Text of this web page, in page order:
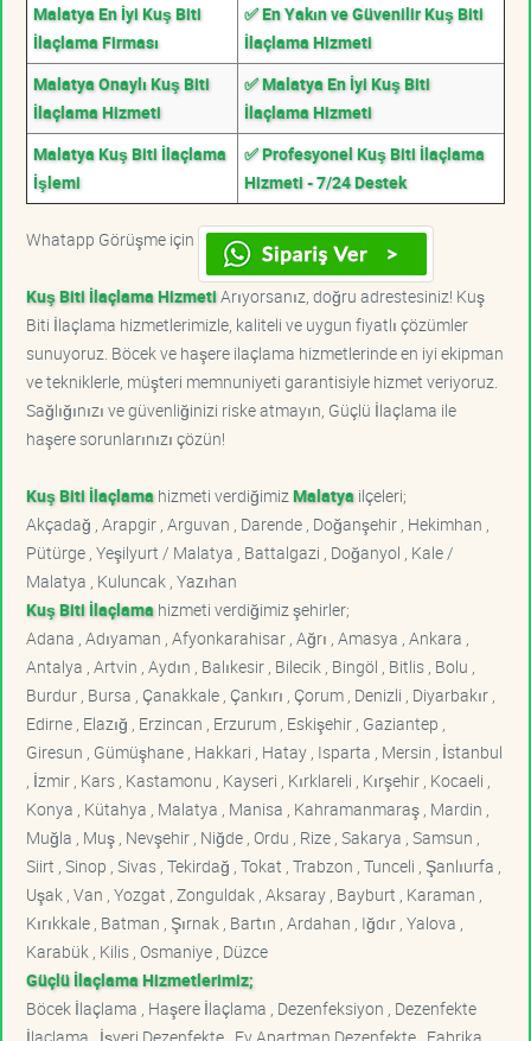
Malatya En İyi Kuş Biti
İlaçlama Firması
✅ En Yakın ve Güvenilir Kuş Biti
İlaçlama Hizmeti
Malatya Onaylı Kuş Biti
İlaçlama Hizmeti
✅ Malatya En İyi Kuş Biti
İlaçlama Hizmeti
Malatya Kuş Biti İlaçlama
İşlemi
✅ Profesyonel Kuş Biti İlaçlama
Hizmeti - 7/24 Destek
Whatapp Görüşme için
Kuş Biti İlaçlama HizmetiArıyorsanız, doğru adrestesiniz! Kuş
Biti İlaçlama hizmetlerimizle, kaliteli ve uygun fiyatlı çözümler
sunuyoruz. Böcek ve haşere ilaçlama hizmetlerinde en iyi ekipman
ve tekniklerle, müşteri memnuniyeti garantisiyle hizmet veriyoruz.
Sağlığınızı ve güvenliğinizi riske atmayın, Güçlü İlaçlama ile
haşere sorunlarınızı çözün!
Kuş Biti İlaçlama hizmeti verdiğimiz Malatya ilçeleri;
Akçadağ , Arapgir , Arguvan , Darende , Doğanşehir , Hekimhan ,
Pütürge , Yeşilyurt / Malatya , Battalgazi , Doğanyol , Kale /
Malatya , Kuluncak , Yazıhan
Kuş Biti İlaçlama hizmeti verdiğimiz şehirler;
Adana , Adıyaman , Afyonkarahisar , Ağrı , Amasya , Ankara ,
Antalya , Artvin , Aydın , Balıkesir , Bilecik , Bingöl , Bitlis , Bolu ,
Burdur , Bursa , Çanakkale , Çankırı , Çorum , Denizli , Diyarbakır ,
Edirne , Elazığ , Erzincan , Erzurum , Eskişehir , Gaziantep ,
Giresun , Gümüşhane , Hakkari , Hatay , Isparta , Mersin , İstanbul
, İzmir , Kars , Kastamonu , Kayseri , Kırklareli , Kırşehir , Kocaeli ,
Konya , Kütahya , Malatya , Manisa , Kahramanmaraş , Mardin ,
Muğla , Muş , Nevşehir , Niğde , Ordu , Rize , Sakarya , Samsun ,
Siirt , Sinop , Sivas , Tekirdağ , Tokat , Trabzon , Tunceli , Şanlıurfa ,
Uşak , Van , Yozgat , Zonguldak , Aksaray , Bayburt , Karaman ,
Kırıkkale , Batman , Şırnak , Bartın , Ardahan , Iğdır , Yalova ,
Karabük , Kilis , Osmaniye , Düzce
Güçlü İlaçlama Hizmetlerimiz;
Böcek İlaçlama , Haşere İlaçlama , Dezenfeksiyon , Dezenfekte